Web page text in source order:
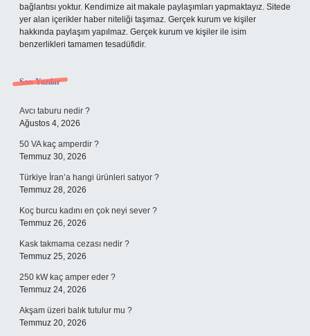
bağlantısı yoktur. Kendimize ait makale paylaşımları yapmaktayız. Sitede
yer alan içerikler haber niteliği taşımaz. Gerçek kurum ve kişiler
hakkında paylaşım yapılmaz. Gerçek kurum ve kişiler ile isim
benzerlikleri tamamen tesadüfidir.
Son Yazılar
Avcı taburu nedir ?
Ağustos 4, 2026
50 VA kaç amperdir ?
Temmuz 30, 2026
Türkiye İran’a hangi ürünleri satıyor ?
Temmuz 28, 2026
Koç burcu kadını en çok neyi sever ?
Temmuz 26, 2026
Kask takmama cezası nedir ?
Temmuz 25, 2026
250 kW kaç amper eder ?
Temmuz 24, 2026
Akşam üzeri balık tutulur mu ?
Temmuz 20, 2026